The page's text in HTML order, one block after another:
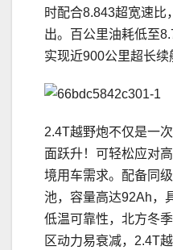
时配合8.843超宽速比
出。百公里油耗低至
实现近900公里超长续
2.4T越野炮不仅是一
面跃升！可轻松应对
境用车需求。配备同
池，容量高达92Ah，
低温可靠性，北方冬
区动力易衰减，2.4T